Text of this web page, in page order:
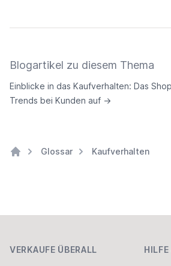
Blogartikel zu diesem Thema
Einblicke in das Kaufverhalten: Das
Trends bei Kunden auf →
Glossar Kaufverhalten
VERKAUFE ÜBERALL